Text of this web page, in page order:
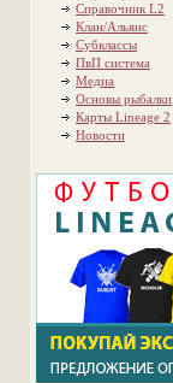
Справочник L2
Клан/Альянс
Субклассы
ПвП система
Медиа
Основы рыбалки
Карты Lineage 2
Новости